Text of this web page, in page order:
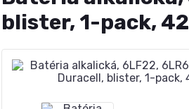
blister, 1-pack,